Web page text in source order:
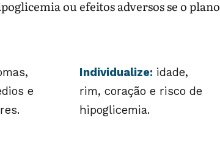
ou efeitos adversos se o plano
e
Individualize: idade,
rim, coração e risco de
hipoglicemia.